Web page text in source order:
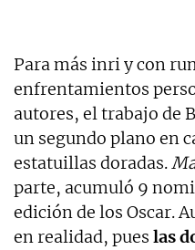
Para más inri y con
enfrentamientos
autores, el trabajo de
un segundo plano en
estatuillas doradas.
parte, acumuló 9
edición de los Oscar.
en realidad, pues las